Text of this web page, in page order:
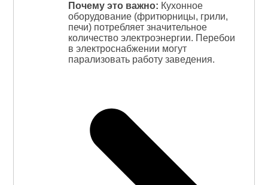
Почему это важно: Кухонное
оборудование (фритюрницы, грили,
печи) потребляет значительное
количество электроэнергии. Перебои
в электроснабжении могут
парализовать работу заведения.